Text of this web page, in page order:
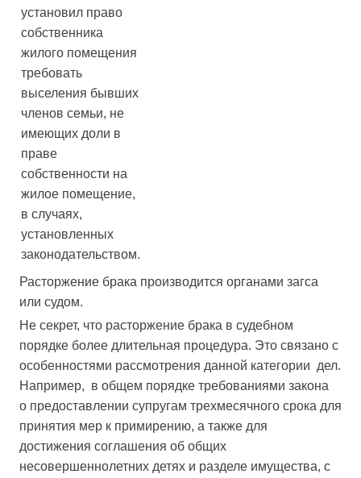
установил право
собственника
жилого помещения
требовать
выселения бывших
членов семьи, не
имеющих доли в
праве
собственности на
жилое помещение,
в случаях,
установленных
законодательством.
Расторжение брака производится органами загса
или судом.
Не секрет, что расторжение брака в судебном
порядке более длительная процедура. Это связано с
особенностями рассмотрения данной категории дел.
Например, в общем порядке требованиями закона
о предоставлении супругам трехмесячного срока для
принятия мер к примирению, а также для
достижения соглашения об общих
несовершеннолетних детях и разделе имущества, с